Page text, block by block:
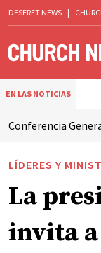
DESERET NEWS |
EN LAS NOTICIAS
Conferencia
LÍDERES Y
La
invita a